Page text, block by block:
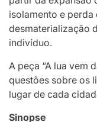
isolamento e
desmaterialização
indivíduo.
A peça “A lua vem
questões sobre os
lugar de cada
Sinopse